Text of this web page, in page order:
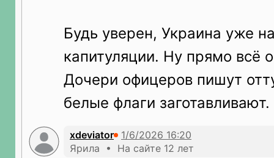
Будь уверен, Украина уже
капитуляции. Ну прямо всё
Дочери офицеров пишут
белые флаги заготавливают.
xdeviator
Ярила • На сайте 12 лет